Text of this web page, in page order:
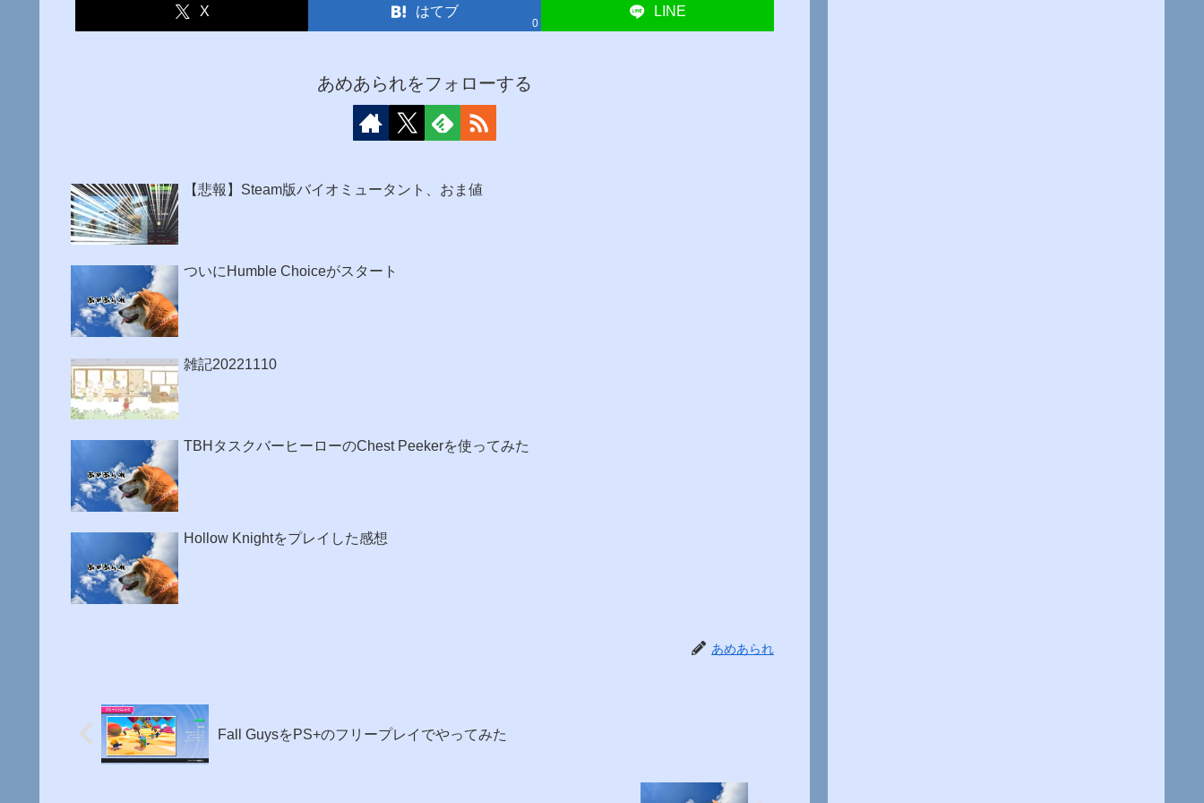
X はてブ
0
LINE
あめあられをフォローする
【悲報】Steam版バイオミュータント、おま値
ついにHumble Choiceがスタート
雑記20221110
TBHタスクバーヒーローのChest Peekerを使ってみた
Hollow Knightをプレイした感想
あめあられ
Fall GuysをPS+のフリープレイでやってみた